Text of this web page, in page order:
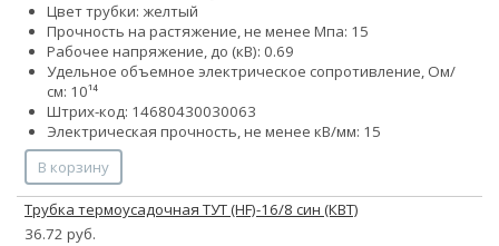
Цвет трубки: желтый
Прочность на растяжение, не менее Мпа: 15
Рабочее напряжение, до (кВ): 0.69
Удельное объемное электрическое сопротивление, Ом/
см: 10¹⁴
Штрих-код: 14680430030063
Электрическая прочность, не менее кВ/мм: 15
В корзину
Трубка термоусадочная ТУТ (HF)-16/8 син (КВТ)
36.72 руб.